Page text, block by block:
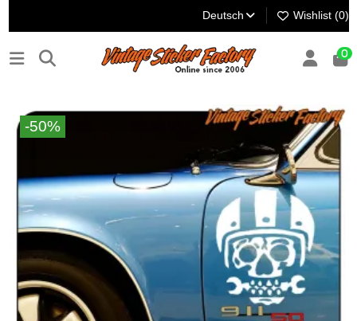
Deutsch Wishlist (0)
0
-50%